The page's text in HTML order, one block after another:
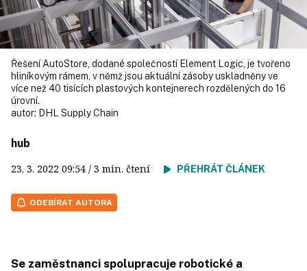
Řešení AutoStore, dodané společností Element Logic, je tvořeno
hliníkovým rámem, v němž jsou aktuální zásoby uskladněny ve
více než 40 tisících plastových kontejnerech rozdělených do 16
úrovní.
autor: DHL Supply Chain
hub
23. 3. 2022 09:54 / 3 min. čtení PŘEHRÁT ČLÁNEK
ODEBÍRAT AUTORA
Se zaměstnanci spolupracuje robotické a